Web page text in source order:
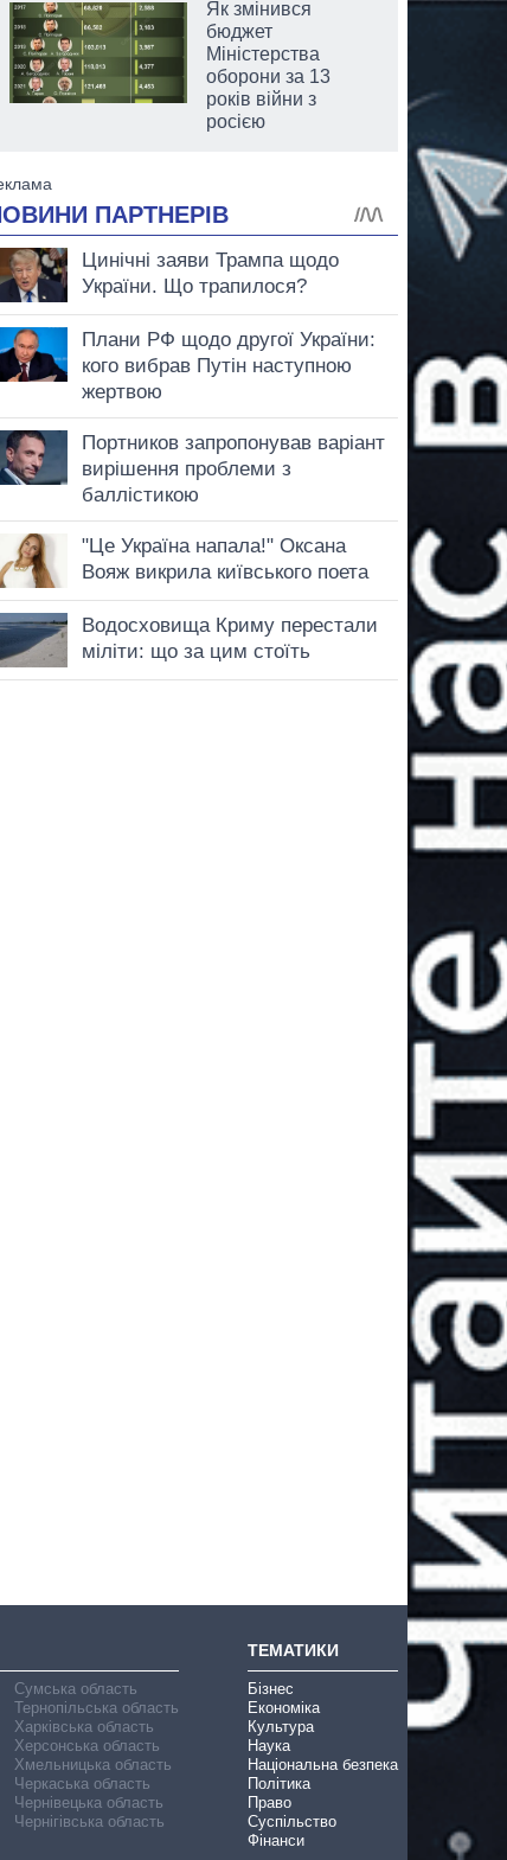
Як змінився
бюджет
Міністерства
оборони за 13
років війни з
росією
Сумська область
Тернопільська область
Харківська область
Херсонська область
Хмельницька область
Черкаська область
Чернівецька область
Чернігівська область
ТЕМАТИКИ
Бізнес
Економіка
Культура
Наука
Національна безпека
Політика
Право
Суспільство
Фінанси